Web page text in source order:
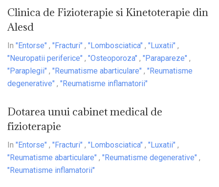
Clinica de Fizioterapie si Kinetoterapie din
Alesd
In "Entorse" , "Fracturi" , "Lombosciatica" , "Luxatii" ,
"Neuropatii periferice" , "Osteoporoza" , "Parapareze" ,
"Paraplegii" , "Reumatisme abarticulare" , "Reumatisme
degenerative" , "Reumatisme inflamatorii"
Dotarea unui cabinet medical de
fizioterapie
In "Entorse" , "Fracturi" , "Lombosciatica" , "Luxatii" ,
"Reumatisme abarticulare" , "Reumatisme degenerative" ,
"Reumatisme inflamatorii"